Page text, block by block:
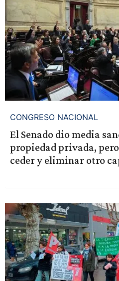
CONGRESO NACIONAL
El Senado dio media
propiedad privada,
ceder y eliminar otro